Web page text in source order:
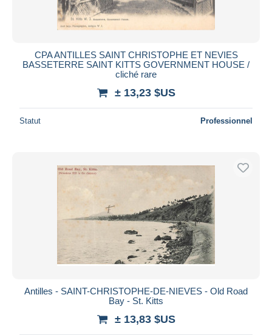
CPA ANTILLES SAINT CHRISTOPHE ET NEVIES
BASSETERRE SAINT KITTS GOVERNMENT HOUSE /
cliché rare
± 13,23 $US
Statut Professionnel
Antilles - SAINT-CHRISTOPHE-DE-NIEVES - Old Road
Bay - St. Kitts
± 13,83 $US